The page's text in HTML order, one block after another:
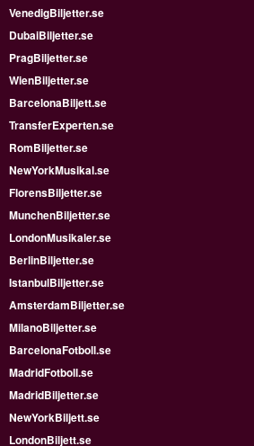
VenedigBiljetter.se
DubaiBiljetter.se
PragBiljetter.se
WienBiljetter.se
BarcelonaBiljett.se
TransferExperten.se
RomBiljetter.se
NewYorkMusikal.se
FlorensBiljetter.se
MunchenBiljetter.se
LondonMusikaler.se
BerlinBiljetter.se
IstanbulBiljetter.se
AmsterdamBiljetter.se
MilanoBiljetter.se
BarcelonaFotboll.se
MadridFotboll.se
MadridBiljetter.se
NewYorkBiljett.se
LondonBiljett.se